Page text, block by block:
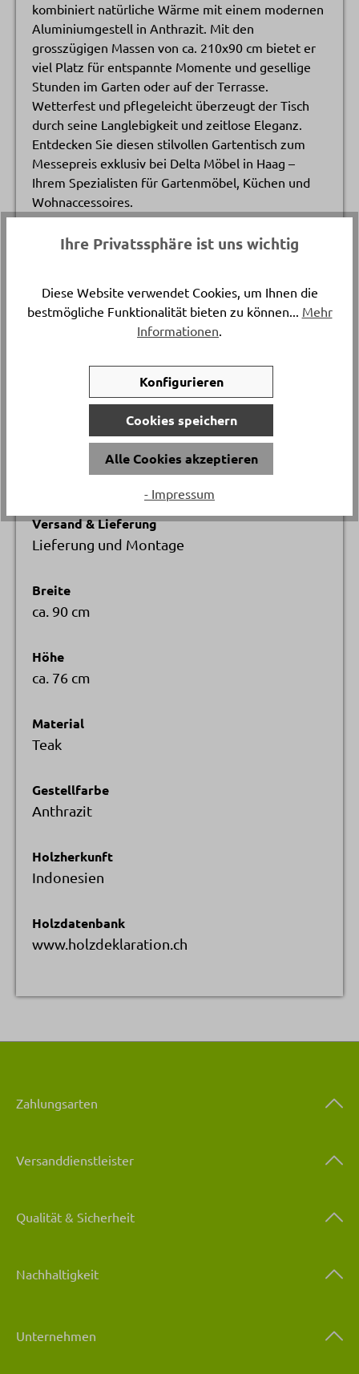
kombiniert natürliche Wärme mit einem modernen
Aluminiumgestell in Anthrazit. Mit den
grosszügigen Massen von ca. 210x90 cm bietet er
viel Platz für entspannte Momente und gesellige
Stunden im Garten oder auf der Terrasse.
Wetterfest und pflegeleicht überzeugt der Tisch
durch seine Langlebigkeit und zeitlose Eleganz.
Entdecken Sie diesen stilvollen Gartentisch zum
Messepreis exklusiv bei Delta Möbel in Haag –
Ihrem Spezialisten für Gartenmöbel, Küchen und
Wohnaccessoires.
Katalogpreis
Artikelnummer
ca. 210 cm
Versand & Lieferung
Lieferung und Montage
Breite
ca. 90 cm
Höhe
ca. 76 cm
Material
Teak
Gestellfarbe
Anthrazit
Holzherkunft
Indonesien
Holzdatenbank
www.holzdeklaration.ch
Zahlungsarten
Versanddienstleister
Qualität & Sicherheit
Nachhaltigkeit
Unternehmen
Ihre Privatssphäre ist uns wichtig
Diese Website verwendet Cookies, um Ihnen die
bestmögliche Funktionalität bieten zu können... Mehr
Informationen
Konfigurieren
Cookies speichern
Alle Cookies akzeptieren
- Impressum